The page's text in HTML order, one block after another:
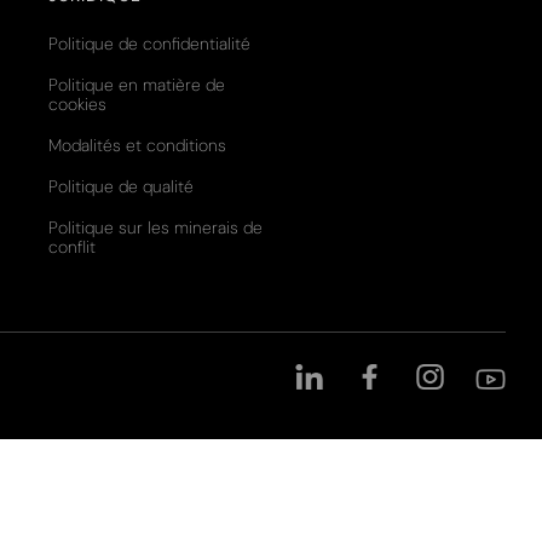
Politique de confidentialité
Politique en matière de
cookies
Modalités et conditions
Politique de qualité
Politique sur les minerais de
conflit